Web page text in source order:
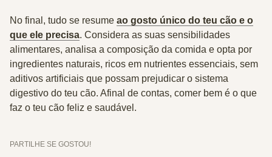
No final, tudo se resume ao gosto único do teu cão e o
que ele precisa. Considera as suas sensibilidades
alimentares, analisa a composição da comida e opta por
ingredientes naturais, ricos em nutrientes essenciais, sem
aditivos artificiais que possam prejudicar o sistema
digestivo do teu cão. Afinal de contas, comer bem é o que
faz o teu cão feliz e saudável.
PARTILHE SE GOSTOU!